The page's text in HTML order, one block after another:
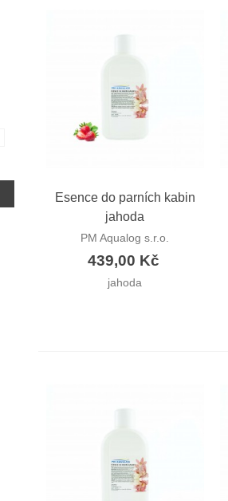
Rychlý náhled
Esence do parních kabin
jahoda
PM Aqualog s.r.o.
439,00 Kč
jahoda